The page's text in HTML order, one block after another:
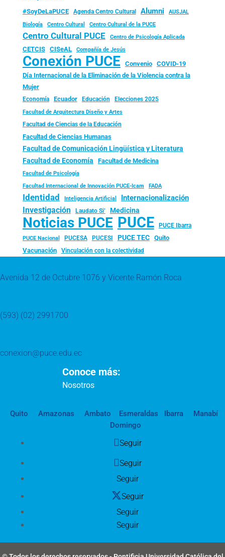
#SoyDeLaPUCE Agenda Centro Cultural Alumni
AUSJAL
Biología
Centro Cultural Centro Cultural de la PUCE
Centro Cultural PUCE Centro de Psicología Aplicada
CETCIS CISeAL Compañía de Jesús
Conexión PUCE Convenio
COVID-19
Día Internacional de la Eliminación de la Violencia contra la
Mujer
Economía Ecuador Educación Elecciones 2025
Facultad de Arquitectura Diseño y Artes
Facultad de Ciencias de la Educación
Facultad de Ciencias Humanas
Facultad de Comunicación Lingüística y Literatura
Facultad de Economía Facultad de Medicina
Facultad de Psicología
Facultad Internacional de Innovación PUCE-Icam FADA
Identidad Inteligencia Artificial Internacionalización
Investigación Laudato Si’ Medicina
Noticias PUCE PUCE PUCE Ibarra
PUCE Nacional PUCESA PUCESI PUCE TEC
Quito
Vacunación
Vinculación con la colectividad
Avenida 12 de Octubre 1076 y Vicente Ramón Roca
(593) (02) 2991700
conexion@puce.edu.ec
Conoce más:
Nosotros
Quito Amazonas Ambato Esmeraldas Ibarra
Manabí
Domingo
Seguir
Seguir
Seguir
Seguir
Seguir
Seguir